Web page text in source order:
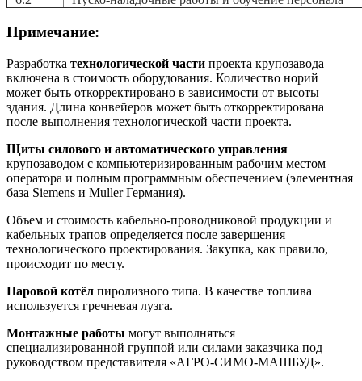
Примечание:
Разработка технологической части проекта крупозавода
включена в стоимость оборудования. Количество норий
может быть откорректировано в зависимости от высоты
здания. Длина конвейеров может быть откорректирована
после выполнения технологической части проекта.
Щиты силового и автоматического управления
крупозаводом с компьютеризированным рабочим местом
оператора и полным программным обеспечением (элементная
база Siemens и Muller Германия).
Объем и стоимость кабельно-проводниковой продукции и
кабельных трапов определяется после завершения
технологического проектирования. Закупка, как правило,
происходит по месту.
Паровой котёл пиролизного типа. В качестве топлива
используется гречневая лузга.
Монтажные работы могут выполняться
специализированной группой или силами заказчика под
руководством представителя «АГРО-СИМО-МАШБУД».